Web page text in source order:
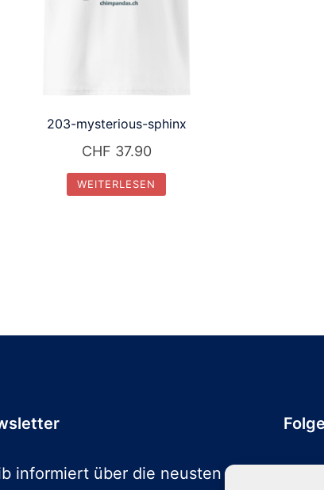
203-mysterious-sphinx
CHF 37.90
WEITERLESEN
informiert über die neusten